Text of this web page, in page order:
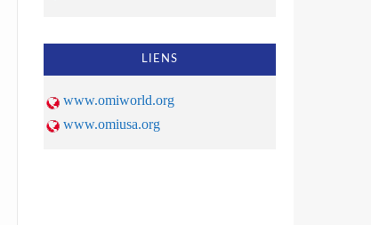
LIENS
www.omiworld.org
www.omiusa.org